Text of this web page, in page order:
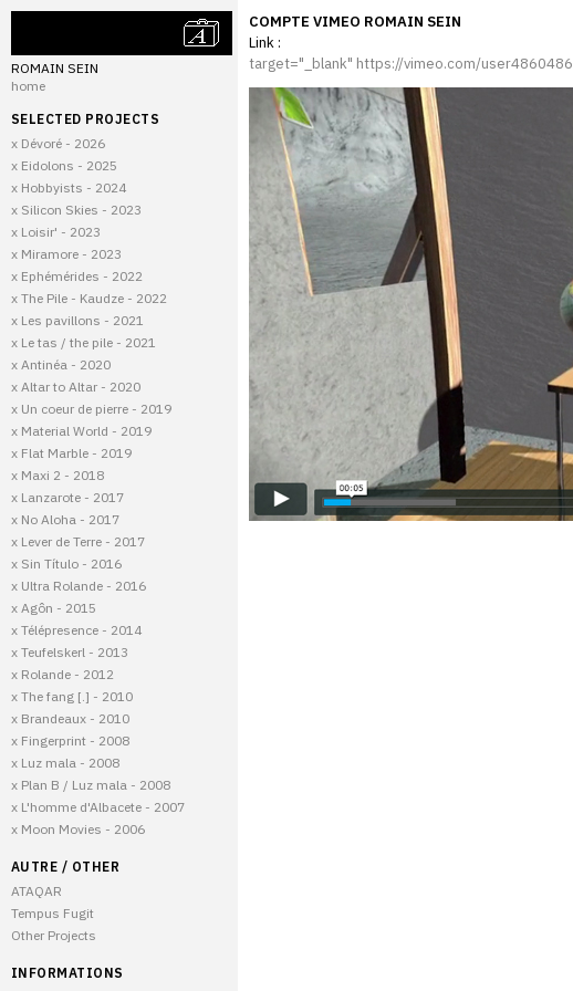
ROMAIN SEIN
home
SELECTED PROJECTS
x Dévoré - 2026
x Eidolons - 2025
x Hobbyists - 2024
x Silicon Skies - 2023
x Loisir' - 2023
x Miramore - 2023
x Ephémérides - 2022
x The Pile - Kaudze - 2022
x Les pavillons - 2021
x Le tas / the pile - 2021
x Antinéa - 2020
x Altar to Altar - 2020
x Un coeur de pierre - 2019
x Material World - 2019
x Flat Marble - 2019
x Maxi 2 - 2018
x Lanzarote - 2017
x No Aloha - 2017
x Lever de Terre - 2017
x Sin Título - 2016
x Ultra Rolande - 2016
x Agôn - 2015
x Télépresence - 2014
x Teufelskerl - 2013
x Rolande - 2012
x The fang [.] - 2010
x Brandeaux - 2010
x Fingerprint - 2008
x Luz mala - 2008
x Plan B / Luz mala - 2008
x L'homme d'Albacete - 2007
x Moon Movies - 2006
AUTRE / OTHER
ATAQAR
Tempus Fugit
Other Projects
INFORMATIONS
COMPTE VIMEO ROMAIN SEIN
Link :
target="_blank" https://vimeo.com/user4860486